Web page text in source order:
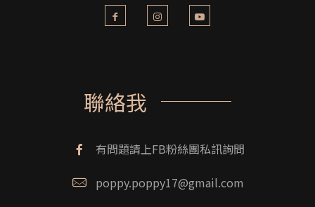
聯絡我
有問題請上FB粉絲團私訊詢問
poppy.poppy17@gmail.com